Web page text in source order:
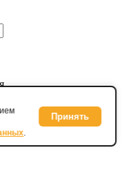
В ближайшее время с
.
Принять